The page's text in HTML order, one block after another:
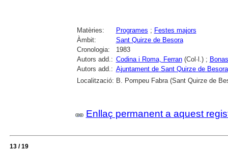
Matèries: Programes ; Festes majors
Àmbit:
Sant Quirze de Besora
Cronologia:
1983
Autors add.: Codina i Roma, Ferran(Col·l.) ;
Autors add.: Ajuntament de Sant Quirze de Besora
Localització: B. Pompeu Fabra (Sant Quirze de
Enllaç permanent a aquest
13 / 19